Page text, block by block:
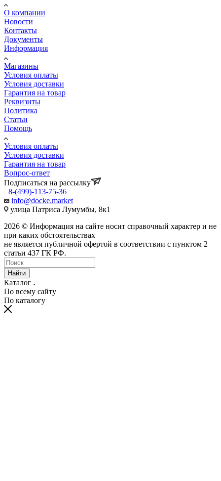
О компании
Новости
Контакты
Документы
Информация
Магазины
Условия оплаты
Условия доставки
Гарантия на товар
Реквизиты
Политика
Статьи
Помощь
Условия оплаты
Условия доставки
Гарантия на товар
Вопрос-ответ
Подписаться на рассылку
8-(499)-113-75-36
info@docke.market
улица Патриса Лумумбы, 8к1
2026 © Информация на сайте носит справочный характер и не
при каких обстоятельствах
не является публичной офертой в соответствии с пунктом 2
статьи 437 ГК РФ.
Найти
Каталог
По всему сайту
По каталогу